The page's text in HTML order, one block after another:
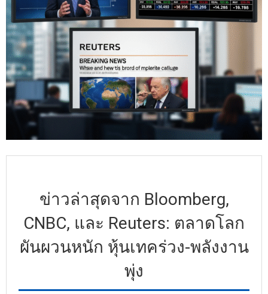
ข่าวล่าสุดจาก Bloomberg,
CNBC, และ Reuters: ตลาดโลก
ผันผวนหนัก หุ้นเทคร่วง-พลังงาน
พุ่ง